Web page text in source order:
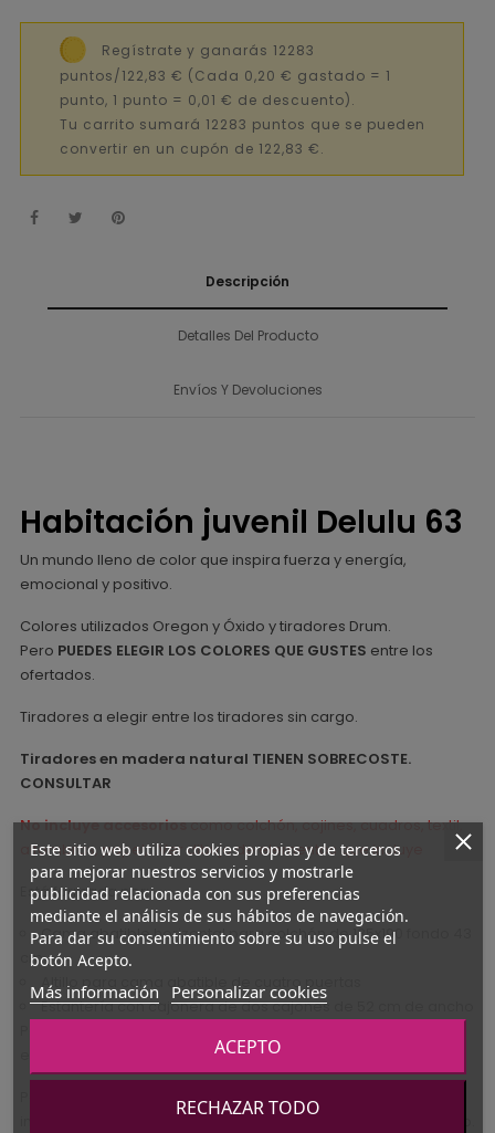
Regístrate y ganarás 12283
puntos/122,83 € (Cada 0,20 € gastado = 1
punto, 1 punto = 0,01 € de descuento).
Tu carrito sumará 12283 puntos que se pueden
convertir en un cupón de 122,83 €.
Descripción
Detalles Del Producto
Envíos Y Devoluciones
Habitación juvenil Delulu 63
Un mundo lleno de color que inspira fuerza y energía,
emocional y positivo.
Colores utilizados Oregon y Óxido y tiradores Drum.
Pero PUEDES ELEGIR LOS COLORES QUE GUSTES entre los
ofertados.
Tiradores a elegir entre los tiradores sin cargo.
Tiradores en madera natural TIENEN SOBRECOSTE.
CONSULTAR
No incluye accesorioscomo colchón, cojines, cuadros, textil,
alfombras, papel,...Ver dibujo de elementos que incluye
Está formada por:
Cama abatible horizontal para colchón de 135x190 fondo 43
cm
Altillo para cama abatible de cuatro puertas
Estantería con cajonera de dos cajones de 52 cm de ancho
Para cualquier duda o variación en los muebles que se
incluyen consúltanos llamándonos o escribiendo un whatsapp.
Este sitio web utiliza cookies propias y de terceros
para mejorar nuestros servicios y mostrarle
publicidad relacionada con sus preferencias
mediante el análisis de sus hábitos de navegación.
Para dar su consentimiento sobre su uso pulse el
botón Acepto.
Más información Personalizar cookies
RECHAZAR TODO
ACEPTO